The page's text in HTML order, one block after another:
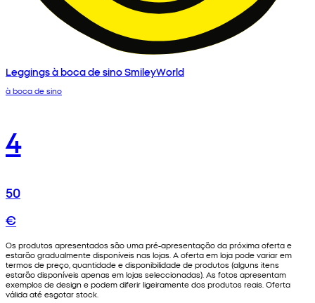
Leggings à boca de sino SmileyWorld
à boca de sino
4
50
€
Os produtos apresentados são uma pré-apresentação da próxima oferta e
estarão gradualmente disponíveis nas lojas. A oferta em loja pode variar em
termos de preço, quantidade e disponibilidade de produtos (alguns itens
estarão disponíveis apenas em lojas seleccionadas). As fotos apresentam
exemplos de design e podem diferir ligeiramente dos produtos reais. Oferta
válida até esgotar stock.